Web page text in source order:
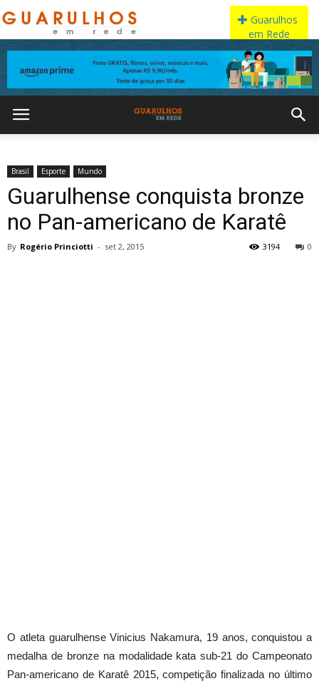
Brasil Esporte Mundo
Guarulhense conquista bronze
no Pan-americano de Karatê
By Rogério Princiotti - set 2, 2015 0
3194
O atleta guarulhense Vinicius Nakamura, 19 anos, conquistou a
medalha de bronze na modalidade kata sub-21 do Campeonato
Pan-americano de Karatê 2015, competição finalizada no último